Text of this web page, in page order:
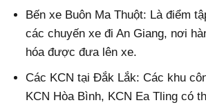
Bến xe Buôn Ma Thuột: Là điểm
các chuyến xe đi An Giang, nơi
hóa được đưa lên xe.
Các KCN tại Đắk Lắk: Các khu
KCN Hòa Bình, KCN Ea Tling có